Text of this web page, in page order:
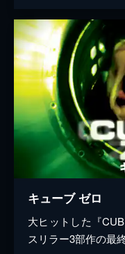
キューブ ゼロ
大ヒットした『
スリラー3部作の最